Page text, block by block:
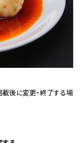
後に変更・終了する場